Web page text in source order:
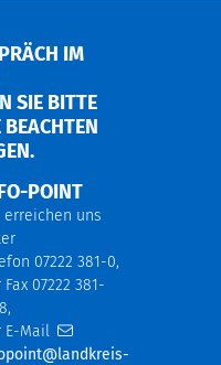
IM
BITTE V
S
POINT
erreichen uns
07222 381-0,
Fax 07222 381-
E-Mail